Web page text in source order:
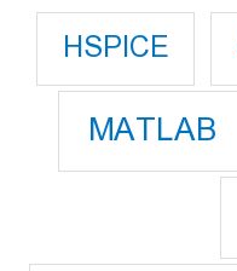
HSPICE
MATLAB